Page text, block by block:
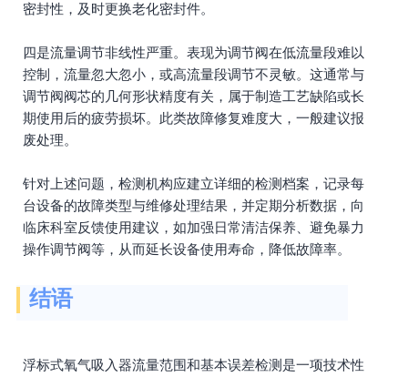
密封性，及时更换老化密封件。
四是流量调节非线性严重。表现为调节阀在低流量段难以
控制，流量忽大忽小，或高流量段调节不灵敏。这通常与
调节阀阀芯的几何形状精度有关，属于制造工艺缺陷或长
期使用后的疲劳损坏。此类故障修复难度大，一般建议报
废处理。
针对上述问题，检测机构应建立详细的检测档案，记录每
台设备的故障类型与维修处理结果，并定期分析数据，向
临床科室反馈使用建议，如加强日常清洁保养、避免暴力
操作调节阀等，从而延长设备使用寿命，降低故障率。
结语
浮标式氧气吸入器流量范围和基本误差检测是一项技术性